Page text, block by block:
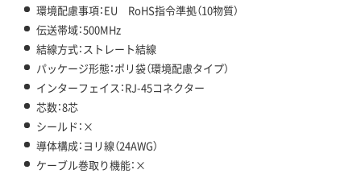
環境配慮事項：EU RoHS指令準拠（10物質）
伝送帯域：500MHz
結線方式：ストレート結線
パッケージ形態：ポリ袋（環境配慮タイプ）
インターフェイス：RJ-45コネクター
芯数：8芯
シールド：×
導体構成：ヨリ線（24AWG）
ケーブル巻取り機能：×